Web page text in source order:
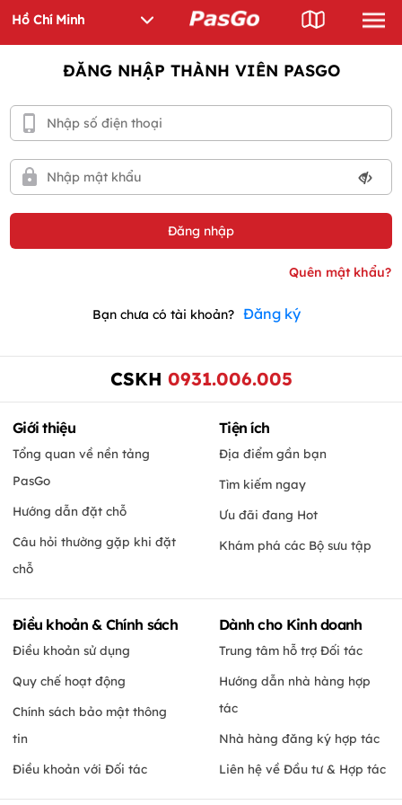
ĐĂNG NHẬP THÀNH VIÊN PASGO
Bạn chưa có tài khoản? Đăng ký
CSKH 0931.006.005
Giới thiệu
Tổng quan về nền tảng
PasGo
Hướng dẫn đặt chỗ
Câu hỏi thường gặp khi đặt
chỗ
Tiện ích
Địa điểm gần bạn
Tìm kiếm ngay
Ưu đãi đang Hot
Khám phá các Bộ sưu tập
Điều khoản & Chính sách
Điều khoản sử dụng
Quy chế hoạt động
Chính sách bảo mật thông
tin
Điều khoản với Đối tác
Dành cho Kinh doanh
Trung tâm hỗ trợ Đối tác
Hướng dẫn nhà hàng hợp
tác
Nhà hàng đăng ký hợp tác
Liên hệ về Đầu tư & Hợp tác